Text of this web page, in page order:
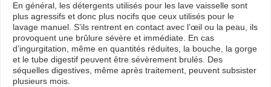
En général, les détergents utilisés pour les lave vaisselle sont
plus agressifs et donc plus nocifs que ceux utilisés pour le
lavage manuel. S’ils rentrent en contact avec l’œil ou la peau, ils
provoquent une brûlure sévère et immédiate. En cas
d’ingurgitation, même en quantités réduites, la bouche, la gorge
et le tube digestif peuvent être sévèrement brulés. Des
séquelles digestives, même après traitement, peuvent subsister
plusieurs mois.